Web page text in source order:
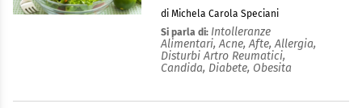
di Michela Carola Speciani
Si parla di: Intolleranze
Alimentari,Acne,Afte,Allergia,
Disturbi Artro Reumatici,
Candida, Diabete, Obesita